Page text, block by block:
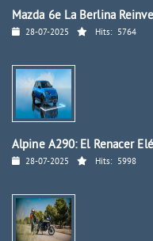
Mazda 6e La Berlina
28-07-2025 Hits: 5764
Alpine A290: El Renacer
28-07-2025 Hits: 5998